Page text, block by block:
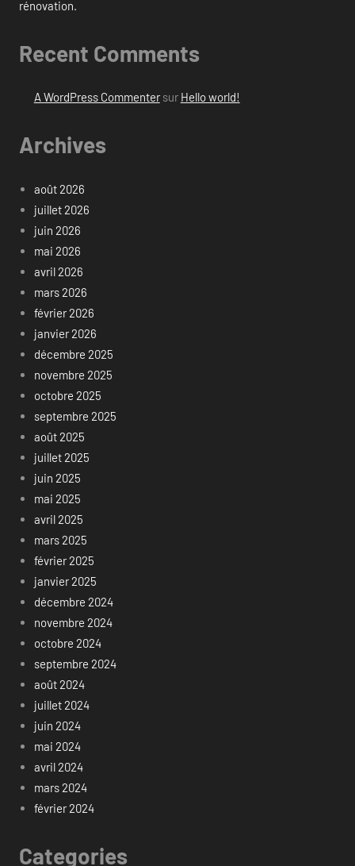
rénovation.
Recent Comments
A WordPress Commentersur Hello world!
Archives
août 2026
juillet 2026
juin 2026
mai 2026
avril 2026
mars 2026
février 2026
janvier 2026
décembre 2025
novembre 2025
octobre 2025
septembre 2025
août 2025
juillet 2025
juin 2025
mai 2025
avril 2025
mars 2025
février 2025
janvier 2025
décembre 2024
novembre 2024
octobre 2024
septembre 2024
août 2024
juillet 2024
juin 2024
mai 2024
avril 2024
mars 2024
février 2024
Categories